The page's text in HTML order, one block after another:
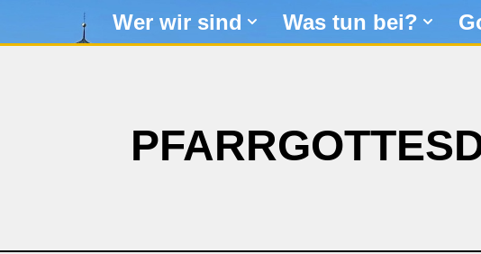
Wer wir sind Was tun bei?